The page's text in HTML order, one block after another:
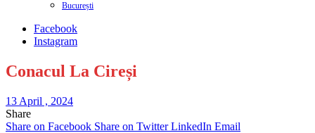
București
Facebook
Instagram
Conacul La Cireși
13 April , 2024
Share
Share on Facebook Share on Twitter LinkedIn Email